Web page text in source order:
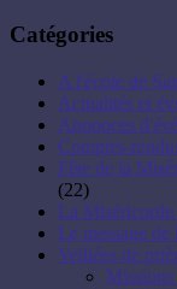
Catégories
A l'école de
Actualités et
Annonces
Comptes-
Fête de la
(22)
La
Le message
Veillées de